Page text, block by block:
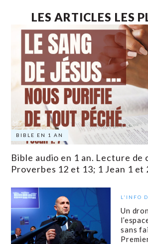
LES ARTICLES LES
BIBLE EN 1 AN
Bible audio en 1 an. Lecture de
Proverbes 12 et 13; 1 Jean 1 et
L'INFO
Un
sans